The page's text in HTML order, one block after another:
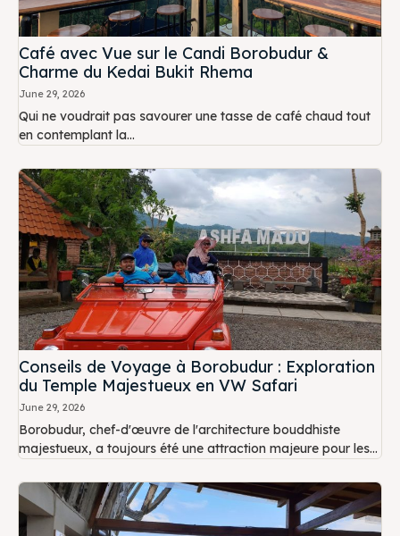
Café avec Vue sur le Candi Borobudur &
Charme du Kedai Bukit Rhema
June 29, 2026
Qui ne voudrait pas savourer une tasse de café chaud tout
en contemplant la...
Conseils de Voyage à Borobudur : Exploration
du Temple Majestueux en VW Safari
June 29, 2026
Borobudur, chef-d'œuvre de l'architecture bouddhiste
majestueux, a toujours été une attraction majeure pour les...